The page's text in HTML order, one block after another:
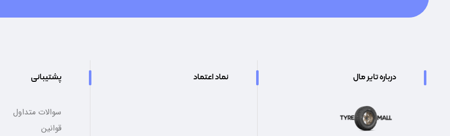
درباره تایر مال نماد اعتماد پشتیبانی
سوالات متداول
قوانین